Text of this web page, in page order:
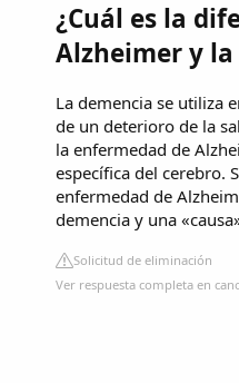
¿Cuál es la
Alzheimer y
La demencia se utiliza
de un deterioro de la
la enfermedad de
específica del cerebro.
enfermedad de
demencia y una
Solicitud de eliminación
Ver respuesta completa en